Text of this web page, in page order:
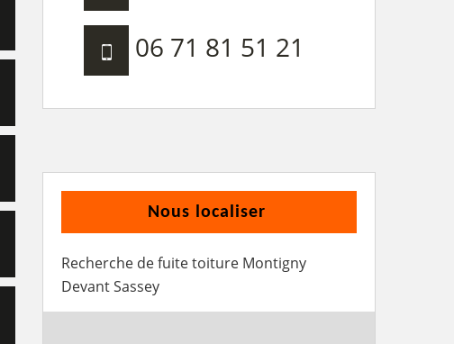
06 71 81 51 21
Nous localiser
Recherche de fuite toiture Montigny
Devant Sassey